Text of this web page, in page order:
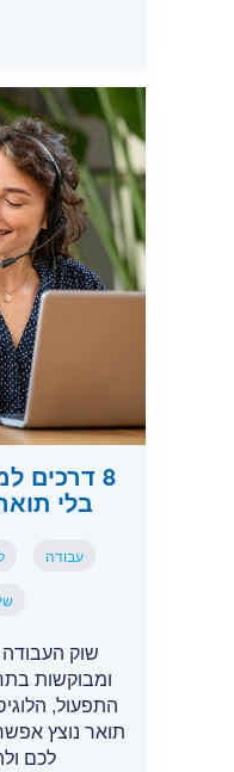
8 דרכים
בלי
עבודה
שוק
ומבוקשות
התפעול,
תואר נוצץ
לכם